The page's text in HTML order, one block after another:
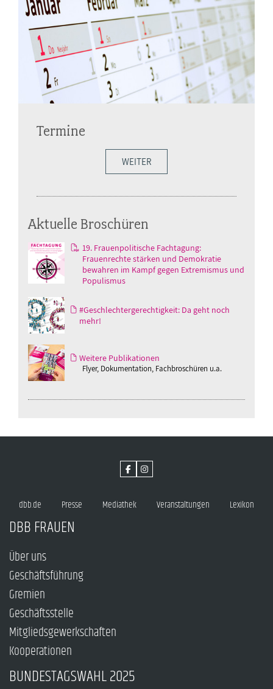
Termine
WEITER
Aktuelle Broschüren
19. Frauenpolitische Fachtagung:
Frauenrechte stärken und Demokratie
bewahren im Kampf gegen Extremismus und
Populismus
#Geschlechtergerechtigkeit: Da geht noch
mehr!
Weitere Publikationen
Flyer, Dokumentation, Fachbroschüren u.a.
dbb.de Presse Mediathek Veranstaltungen Lexikon
DBB FRAUEN
Über uns
Geschäftsführung
Gremien
Geschäftsstelle
Mitgliedsgewerkschaften
Kooperationen
BUNDESTAGSWAHL 2025